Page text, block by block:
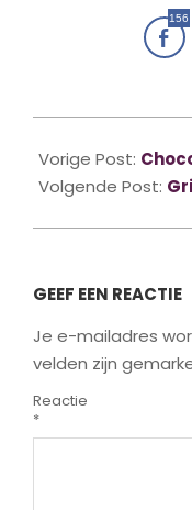
156
01-
20
Vorige Post:
Volgende Post:
GEEF EEN REACTIE
Je e-mailadres
velden zijn
Reactie
*